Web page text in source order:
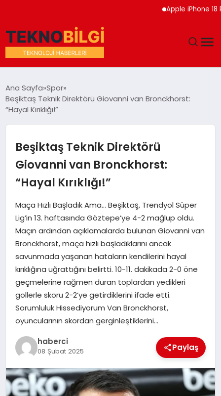
Apple iPhone 18 Pro
DÜNYA
EKONOMI
MAGAZIN
SAĞLIK
SIYASET
SPOR
TEKNOLOJI
YAŞAM
Ana Sayfa Spor
Beşiktaş Teknik Direktörü Giovanni van Bronckhorst:
“Hayal Kırıklığı!”
Beşiktaş Teknik Direktörü
Giovanni van Bronckhorst:
“Hayal Kırıklığı!”
Maça Hızlı Başladık Ama… Beşiktaş, Trendyol Süper
Lig’in 13. haftasında Göztepe’ye 4-2 mağlup oldu.
Maçın ardından açıklamalarda bulunan Giovanni van
Bronckhorst, maça hızlı başladıklarını ancak
savunmada yaşanan hataların kendilerini hayal
kırıklığına uğrattığını belirtti. 10-11. dakikada 2-0 öne
geçmelerine rağmen duran toplardan yedikleri
gollerle skoru 2-2’ye getirdiklerini ifade etti.
Sorumluluk Hissediyorum Van Bronckhorst,
oyuncularının skordan gerginleştiklerini…
haberci
08 Şubat 2025 Paylaş